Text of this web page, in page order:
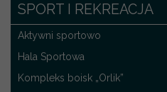
SPORT I REKREACJA
Aktywni sportowo
Hala Sportowa
Kompleks boisk „Orlik”